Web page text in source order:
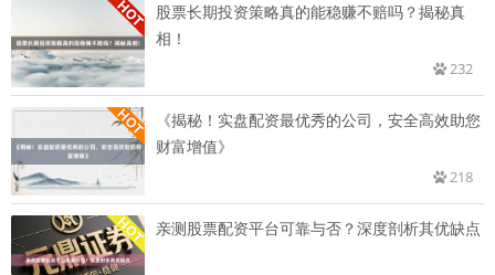
股票长期投资策略真的能稳赚不赔吗？揭秘真
相！
232
《揭秘！实盘配资最优秀的公司，安全高效助您
财富增值》
218
亲测股票配资平台可靠与否？深度剖析其优缺点